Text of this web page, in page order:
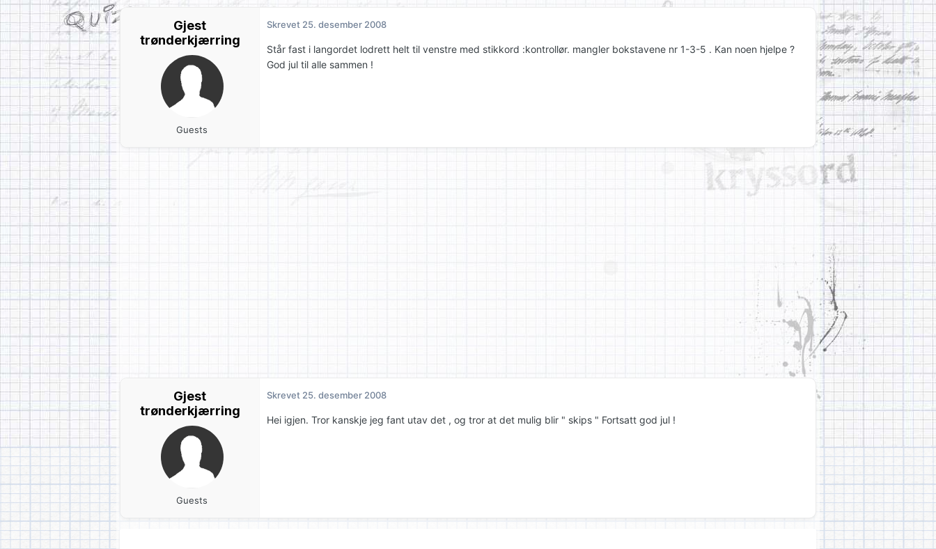
Gjest
trønderkjærring
Guests
Skrevet 25. desember 2008
Står fast i langordet lodrett helt til venstre med stikkord :kontrollør. mangler bokstavene nr 1-3-5 . Kan noen hjelpe ?
God jul til alle sammen !
Gjest
trønderkjærring
Guests
Skrevet 25. desember 2008
Hei igjen. Tror kanskje jeg fant utav det , og tror at det mulig blir " skips " Fortsatt god jul !